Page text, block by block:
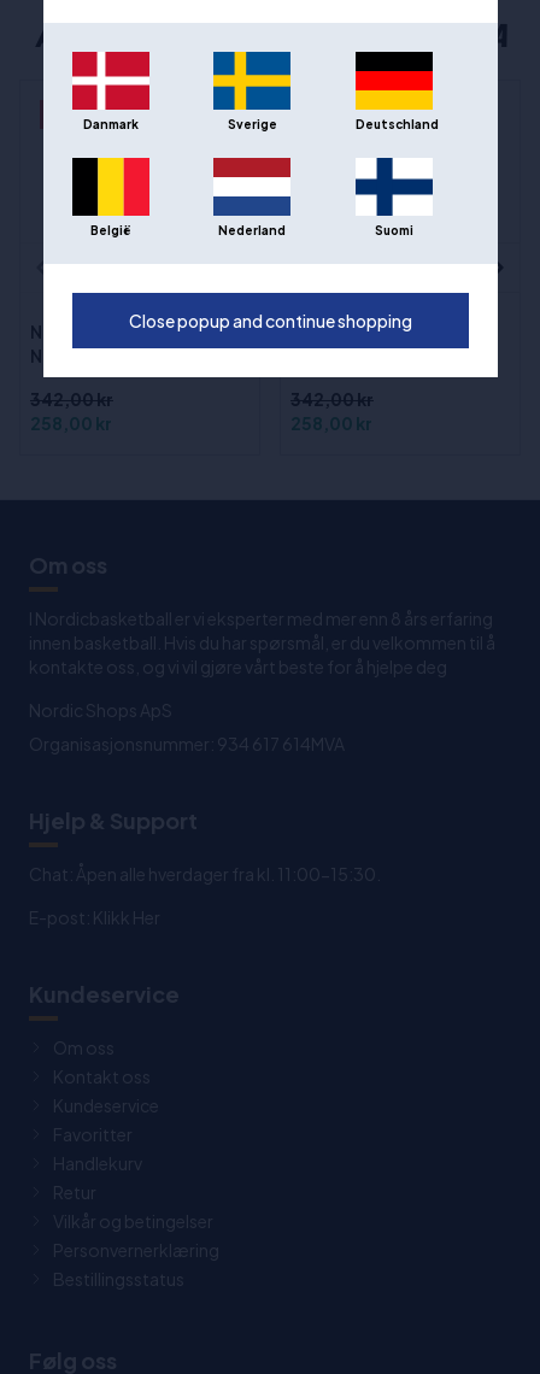
ANDRE POPULÆRE VALG FRA NEW ERA
- 25%
New Era Ligaens hette -
New York Knicks OS
342,00 kr
258,00 kr
New Era Ligahetten -
Utah Jazz OS
342,00 kr
258,00 kr
Om oss
I Nordicbasketball er vi eksperter med mer enn 8 års erfaring
innen basketball. Hvis du har spørsmål, er du velkommen til å
kontakte oss, og vi vil gjøre vårt beste for å hjelpe deg
Nordic Shops ApS
Organisasjonsnummer: 934 617 614MVA
Hjelp & Support
Chat: Åpen alle hverdager fra kl. 11:00-15:30.
E-post: Klikk Her
Kundeservice
Om oss
Kontakt oss
Kundeservice
Favoritter
Handlekurv
Retur
Vilkår og betingelser
Personvernerklæring
Bestillingsstatus
Følg oss
Danmark Sverige Deutschland
België Nederland Suomi
Close popup and continue shopping